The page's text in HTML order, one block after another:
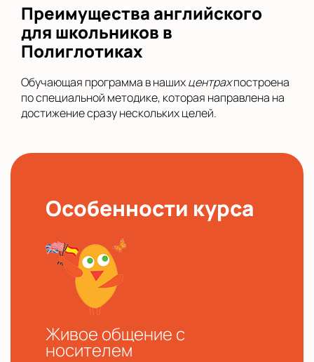
Преимущества английского
для школьников в
Полиглотиках
Обучающая программа в нашихцентрахпостроена
по специальной методике, которая направлена на
достижение сразу нескольких целей.
Особенности курса
Живое общение с
носителем